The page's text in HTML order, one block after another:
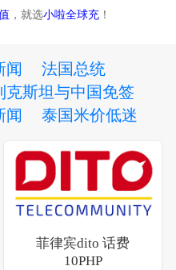
，就选小啦全球充 ！
闻
法国总统
克斯坦与中国免签
闻
泰国米价低迷
菲律宾dito 话费
10PHP